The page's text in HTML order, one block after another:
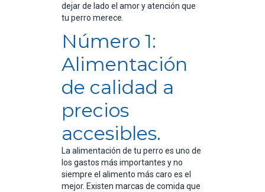
dejar de lado el amor y atención que
tu perro merece.
Número 1:
Alimentación
de calidad a
precios
accesibles.
La alimentación de tu perro es uno de
los gastos más importantes y no
siempre el alimento más caro es el
mejor. Existen marcas de comida que